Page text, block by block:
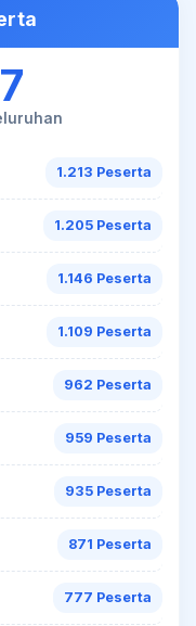
1.213 Peserta
1.205 Peserta
1.146 Peserta
1.109 Peserta
962 Peserta
959 Peserta
935 Peserta
871 Peserta
777 Peserta